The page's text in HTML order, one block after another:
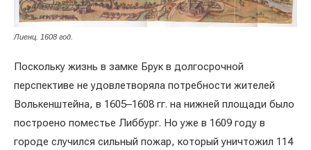
Лиенц. 1608 год.
Поскольку жизнь в замке Брук в долгосрочной
перспективе не удовлетворяла потребности жителей
Волькенштейна, в 1605–1608 гг. на нижней площади было
построено поместье Либбург. Но уже в 1609 году в
городе случился сильный пожар, который уничтожил 114